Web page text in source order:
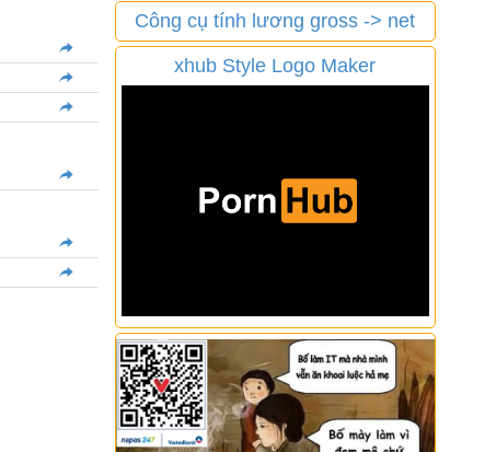
Công cụ tính lương gross -> net
xhub Style Logo Maker